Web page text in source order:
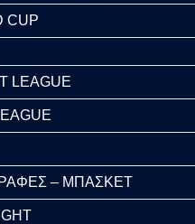
CUP
LEAGUE
– ΜΠΑΣΚΕΤ